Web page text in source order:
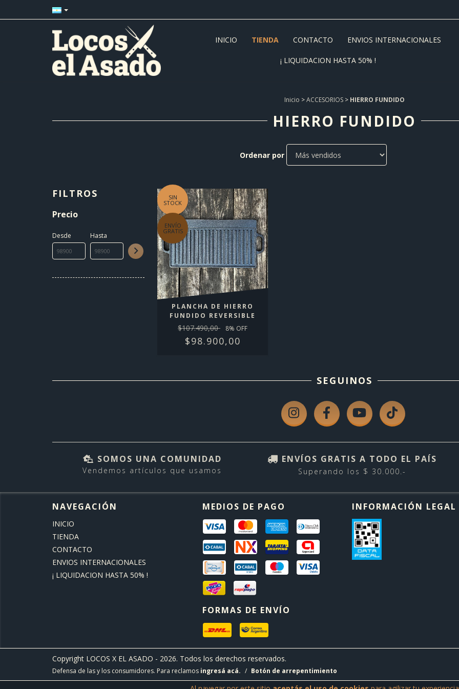
INICIO TIENDA CONTACTO ENVIOS INTERNACIONALES
¡ LIQUIDACION HASTA 50% !
Inicio > ACCESORIOS > HIERRO FUNDIDO
HIERRO FUNDIDO
Ordenar por
FILTROS
Precio
Desde Hasta
SIN
STOCK
ENVÍO
GRATIS
PLANCHA DE HIERRO
FUNDIDO REVERSIBLE
$107.490,00 8% OFF
$98.900,00
SEGUINOS
SOMOS UNA COMUNIDAD
Vendemos artículos que usamos
ENVÍOS GRATIS A TODO EL PAÍS
Superando los $ 30.000.-
NAVEGACIÓN
INICIO
TIENDA
CONTACTO
ENVIOS INTERNACIONALES
¡ LIQUIDACION HASTA 50% !
MEDIOS DE PAGO
FORMAS DE ENVÍO
INFORMACIÓN LEGAL
Copyright LOCOS X EL ASADO - 2026. Todos los derechos reservados.
Defensa de las y los consumidores. Para reclamos ingresá acá. / Botón de arrepentimiento